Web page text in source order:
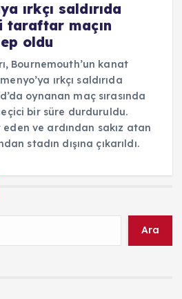
ırkçı saldırıda
taraftar maçın
oldu
Bournemouth’un kanat
ırkçı saldırıda
oynanan maç sırasında
bir süre durduruldu.
ve ardından sakız atan
stadın dışına çıkarıldı.
Ara